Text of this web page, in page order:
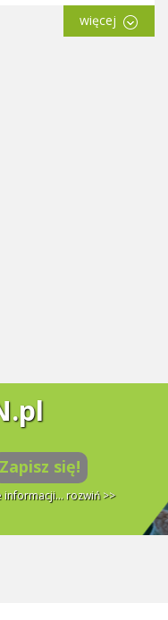
więcej
Zapisz się!
informacji... rozwiń >>